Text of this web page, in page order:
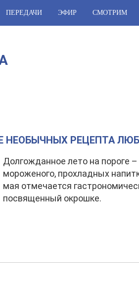
ПЕРЕДАЧИ ЭФИР СМОТРИМ
НЕОБЫЧНЫХ РЕЦЕПТА
Долгожданное лето на пороге
мороженого, прохладных
мая отмечается
посвященный окрошке.